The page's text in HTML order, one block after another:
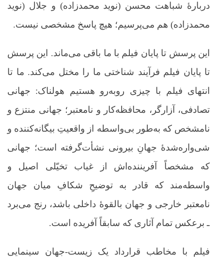
دربارۀ شباهت محسن (نوید محمدزاده) و جلال (نوید
محمدزاده) هم می‌پرسیم؛ هیچ پاسخ مشخصی نیست.
این پرسش تا پایان فیلم با ما باقی می‌ماند. این پرسش
تا پایان فیلم فرآیند شناختی ما را مختل می‌کند. ما تا
انتهای فیلم با چیزی روبه‌رو هستیم هولناک: جهانی
تصادفی، آزارگر، محافظه‌کار و نامعتبر؛ جهانی منتزع و
نامشخص که به‌طور بی‌واسطه از واقعیتِ بیگانه‌کننده و
شی‌واره‌شدۀ جهانِ بیرونی نشأت‌گرفته است؛ جهانی
که مشخصاً آفریننده‌اش از غیاب تخیّلی اصیل و
واسطه‌مند که قادر به توضیحِ شکافِ میان جهان
نامعتبر خارجی و جهان بالقوۀ داخلی باشد، رنج می‌برد
ـ برعکس تمام آثاری که سابقاً آفریده است.
فیلم با مخاطب قرارداد یک زیست‌-جهان سینمایی